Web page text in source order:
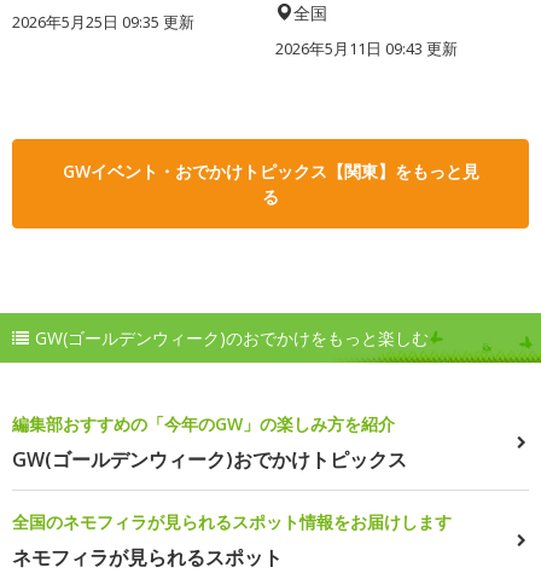
2026年5月25日 09:35 更新 全国
2026年5月11日 09:43 更新
GWイベント・おでかけトピックス【関東】をもっと見
る
GW(ゴールデンウィーク)のおでかけをもっと楽しむ
編集部おすすめの「今年のGW」の楽しみ方を紹介
GW(ゴールデンウィーク)おでかけトピックス
全国のネモフィラが見られるスポット情報をお届けします
ネモフィラが見られるスポット